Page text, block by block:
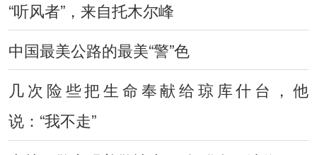
“听风者”，来自托木尔峰
中国最美公路的最美“警”色
几次险些把生命奉献给琼库什台，他
说：“我不走”